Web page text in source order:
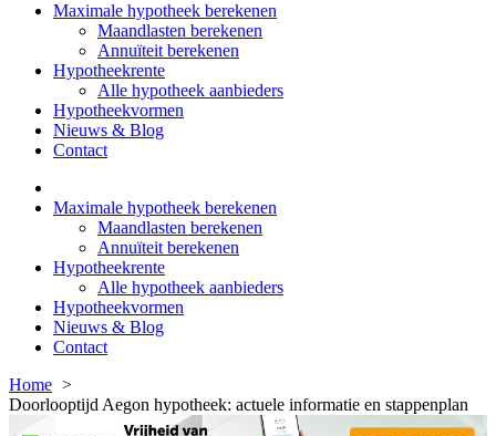
Maximale hypotheek berekenen
Maandlasten berekenen
Annuïteit berekenen
Hypotheekrente
Alle hypotheek aanbieders
Hypotheekvormen
Nieuws & Blog
Contact
Maximale hypotheek berekenen
Maandlasten berekenen
Annuïteit berekenen
Hypotheekrente
Alle hypotheek aanbieders
Hypotheekvormen
Nieuws & Blog
Contact
Home
Doorlooptijd Aegon hypotheek: actuele informatie en stappenplan